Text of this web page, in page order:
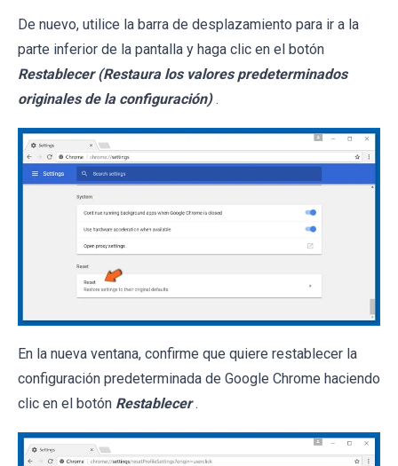
De nuevo, utilice la barra de desplazamiento para ir a la
parte inferior de la pantalla y haga clic en el botón
Restablecer (Restaura los valores predeterminados
originales de la configuración) .
En la nueva ventana, confirme que quiere restablecer la
configuración predeterminada de Google Chrome haciendo
clic en el botón Restablecer .